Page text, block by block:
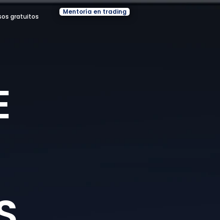
gratuitos
Mentoría en trading